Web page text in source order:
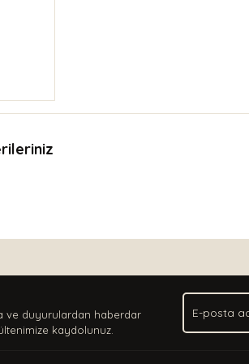
ve duyurulardan haberdar
kaydolunuz.